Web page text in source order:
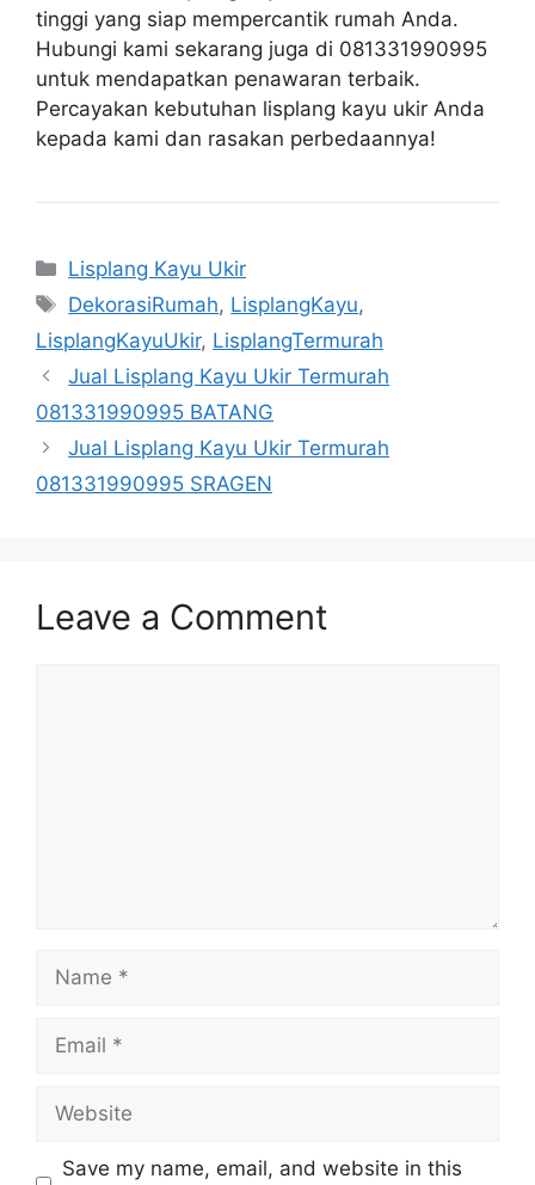
tinggi yang siap mempercantik rumah Anda.
Hubungi kami sekarang juga di 081331990995
untuk mendapatkan penawaran terbaik.
Percayakan kebutuhan lisplang kayu ukir Anda
kepada kami dan rasakan perbedaannya!
Categories
Lisplang Kayu Ukir
Tags
DekorasiRumah, LisplangKayu,
LisplangKayuUkir, LisplangTermurah
Jual Lisplang Kayu Ukir Termurah
081331990995 BATANG
Jual Lisplang Kayu Ukir Termurah
081331990995 SRAGEN
Leave a Comment
Name
Email
Website
Save my name, email, and website in this